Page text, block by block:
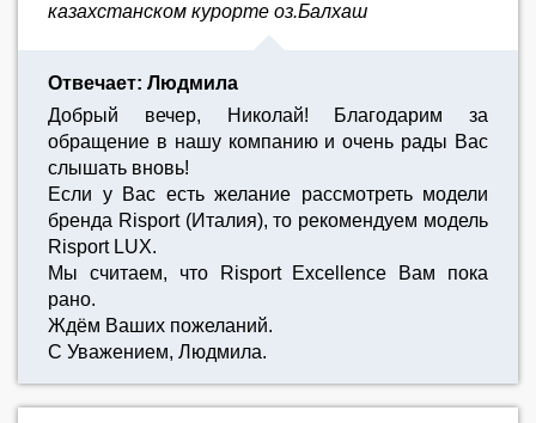
казахстанском курорте оз.Балхаш
Отвечает: Людмила
Добрый вечер, Николай! Благодарим за
обращение в нашу компанию и очень рады Вас
слышать вновь!
Если у Вас есть желание рассмотреть модели
бренда Risport (Италия), то рекомендуем модель
Risport LUX.
Мы считаем, что Risport Excellence Вам пока
рано.
Ждём Ваших пожеланий.
С Уважением, Людмила.